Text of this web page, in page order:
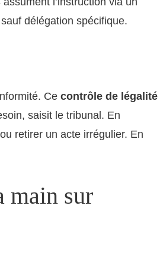
délégation spécifique.
Ce contrôle de légalité
saisit le tribunal. En
retirer un acte irrégulier. En
main sur